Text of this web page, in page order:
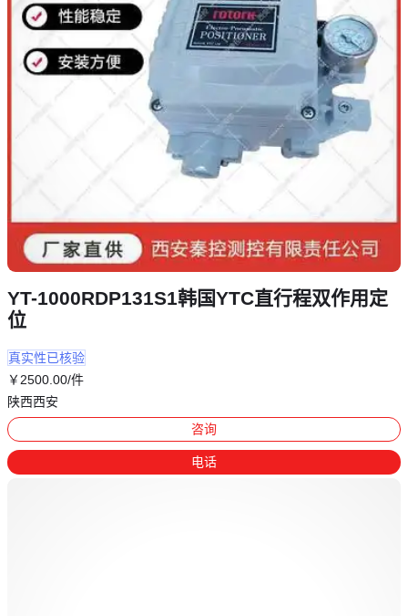
YT-1000RDP131S1韩国YTC直行程双作用定
位
真实性已核验
￥2500.00/件
陕西西安
咨询
电话